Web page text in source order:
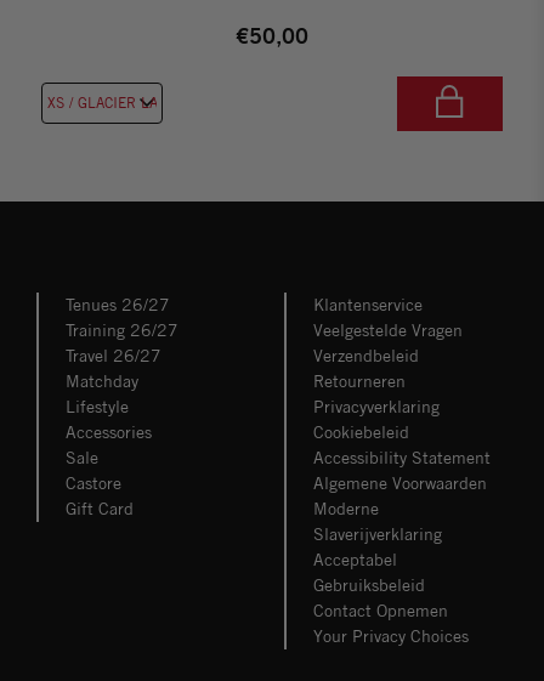
€50,00
Tenues 26/27
Training 26/27
Travel 26/27
Matchday
Lifestyle
Accessories
Sale
Castore
Gift Card
Klantenservice
Veelgestelde Vragen
Verzendbeleid
Retourneren
Privacyverklaring
Cookiebeleid
Accessibility Statement
Algemene Voorwaarden
Moderne
Slaverijverklaring
Acceptabel
Gebruiksbeleid
Contact Opnemen
Your Privacy Choices